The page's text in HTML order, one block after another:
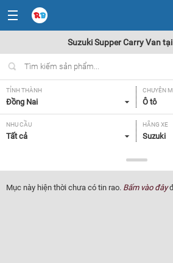
Suzuki Supper Carry Van
TỈNH THÀNH
Đồng Nai
CHUYÊN
Ô tô
NHU CẦU
Tất cả
HÃNG XE
Suzuki
Supper Carry Van
NĂM SẢN
Tất cả
GIÁ XE XUẤT XỨ
Mục này hiện thời chưa có tin rao. Bấm vào đây